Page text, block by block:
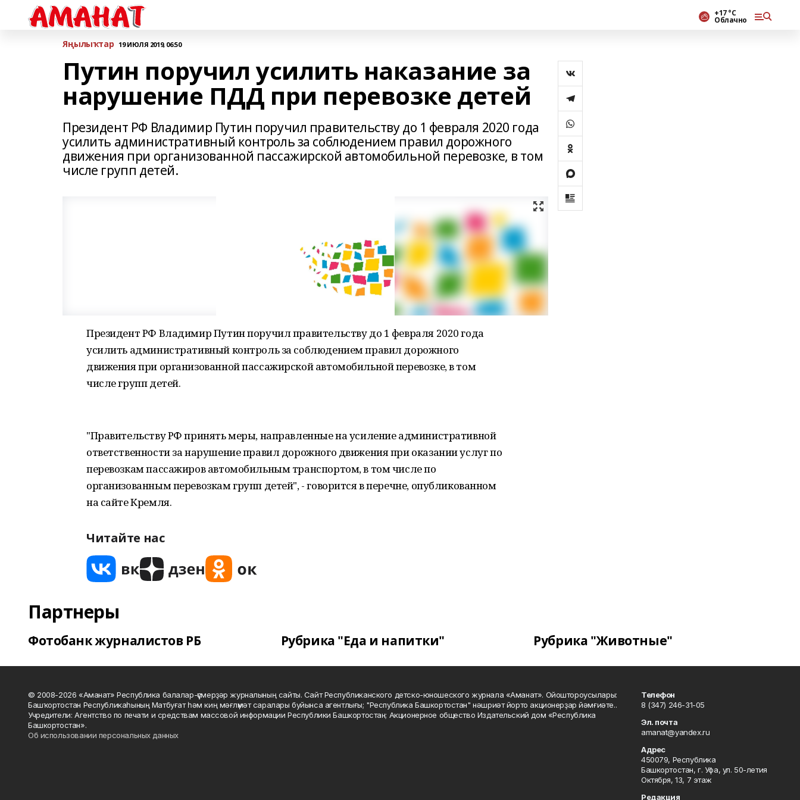
+17 °С
Облачно
Яңылыҡтар 19 ИЮЛЯ 2019, 06:50
Путин поручил усилить наказание за
нарушение ПДД при перевозке детей
Президент РФ Владимир Путин поручил правительству до 1 февраля 2020 года
усилить административный контроль за соблюдением правил дорожного
движения при организованной пассажирской автомобильной перевозке, в том
числе групп детей.
Президент РФ Владимир Путин поручил правительству до 1 февраля 2020 года
усилить административный контроль за соблюдением правил дорожного
движения при организованной пассажирской автомобильной перевозке, в том
числе групп детей.
"Правительству РФ принять меры, направленные на усиление административной
ответственности за нарушение правил дорожного движения при оказании услуг по
перевозкам пассажиров автомобильным транспортом, в том числе по
организованным перевозкам групп детей", - говорится в перечне, опубликованном
на сайте Кремля.
Читайте нас
Партнеры
Фотобанк журналистов РБ Рубрика "Еда и напитки" Рубрика "Животные"
© 2008-2026 «Аманат» Республика балалар-үҫмерҙәр журналының сайты. Сайт Республиканского детско-юношеского журнала «Аманат». Ойоштороусылары:
Башҡортостан Республикаһының Матбуғат һәм киң мәғлүмәт саралары буйынса агентлығы; "Республика Башкортостан" нәшриәт йорто акционерҙар йәмғиәте..
Учредители: Агентство по печати и средствам массовой информации Республики Башкортостан; Акционерное общество Издательский дом «Республика
Башкортостан».
Об использовании персональных данных
Телефон
8 (347) 246-31-05
Эл. почта
amanat@yandex.ru
Адрес
450079, Республика
Башкортостан, г. Уфа, ул. 50-летия
Октября, 13, 7 этаж
Редакция